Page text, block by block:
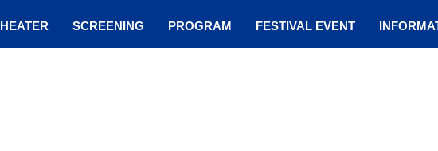
SCREENING PROGRAM FESTIVAL EVENT